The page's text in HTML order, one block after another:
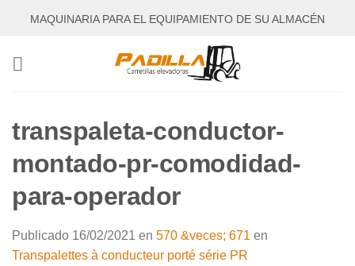
MAQUINARIA PARA EL EQUIPAMIENTO DE SU ALMACÉN
transpaleta-conductor-
montado-pr-comodidad-
para-operador
Publicado 16/02/2021 en 570 &veces; 671 en
Transpalettes à conducteur porté série PR